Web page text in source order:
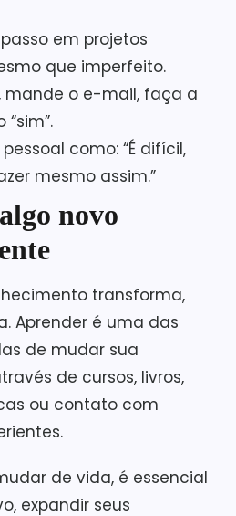
em projetos
que imperfeito.
mande o e-mail, faça a
como: “É difícil,
mesmo assim.”
novo
transforma,
Aprender é uma das
de mudar sua
de cursos, livros,
ou contato com
de vida, é essencial
expandir seus